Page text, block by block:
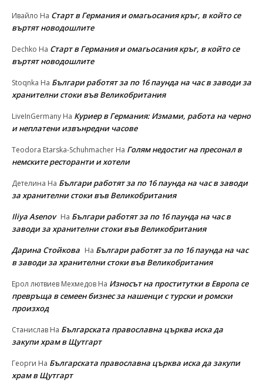
Ивайло На Старт в Германия и омагьосания кръг, в който се
въртят новодошлите
Dechko На Старт в Германия и омагьосания кръг, в който се
въртят новодошлите
Stoqnka На Българи работят за по 16 паунда на час в заводи за
хранителни стоки във Великобритания
LiveInGermany На Куриер в Германия: Измами, работа на черно
и неплатени извънредни часове
Teodora Etarska-Schuhmacher На Голям недостиг на пресонал в
немските ресторанти и хотели
Детелина На Българи работят за по 16 паунда на час в заводи
за хранителни стоки във Великобритания
Iliya Asenov На Българи работят за по 16 паунда на час в
заводи за хранителни стоки във Великобритания
Дарина Стойкова На Българи работят за по 16 паунда на час
в заводи за хранителни стоки във Великобритания
Ерол лютвиев Мехмедов На Износът на проститутки в Европа се
превръща в семеен бизнес за нашенци с турски и ромски
произход
Станислав На Българската православна църква иска да
закупи храм в Щутгарт
Георги На Българската православна църква иска да закупи
храм в Щутгарт